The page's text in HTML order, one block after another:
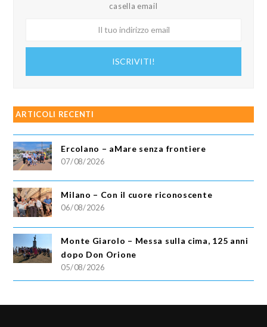
casella email
ISCRIVITI!
ARTICOLI RECENTI
Ercolano – aMare senza frontiere
07/08/2026
Milano – Con il cuore riconoscente
06/08/2026
Monte Giarolo – Messa sulla cima, 125 anni
dopo Don Orione
05/08/2026